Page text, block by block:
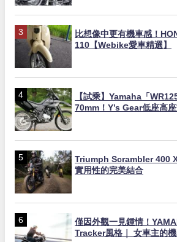
比想像中更有機車感！
110【Webike愛車精選】
【試乘】Yamaha「
70mm！Y’s Gear低座高
Triumph Scrambler 400
實用性的完美結合
僅因外觀一見鍾情！
Tracker風格｜ 女車主的